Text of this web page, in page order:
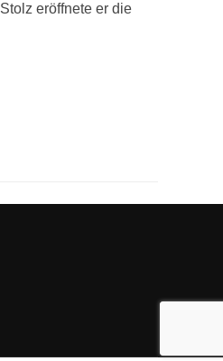
eröffnete er die